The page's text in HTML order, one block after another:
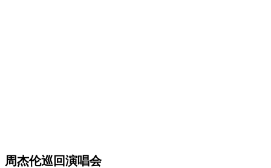
周杰伦巡回演唱会